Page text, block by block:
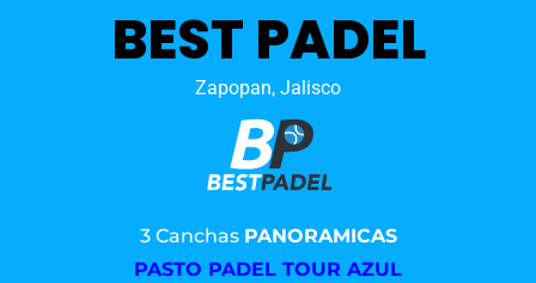
BEST PADEL
Zapopan, Jalisco
3 Canchas PANORAMICAS
PASTO PADEL TOUR AZUL